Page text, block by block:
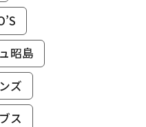
昭島
ズ
ス